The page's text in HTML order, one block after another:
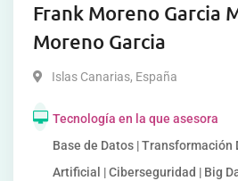
Frank Moreno Garcia
Moreno Garcia
Islas Canarias, España
Tecnología en la que asesora
Base de Datos |
Artificial | Ciberseguridad | Big